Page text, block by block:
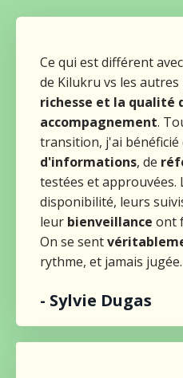
Ce qui est différent
de Kilukru vs les
richesse et la qualité
accompagnement.
transition, j'ai bénéficié
d'informations, de
testées et approuvées.
disponibilité, leurs
leur bienveillance ont
On se sent
rythme, et jamais jugée.
- Sylvie Dugas